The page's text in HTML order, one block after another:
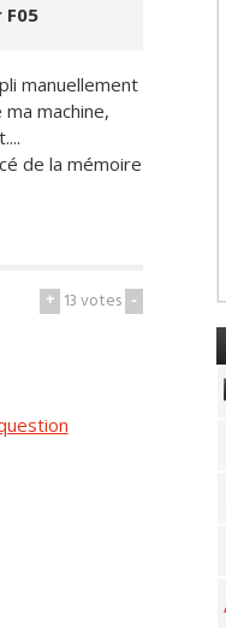
manuellement
machine,
de la mémoire
+ 13votes -